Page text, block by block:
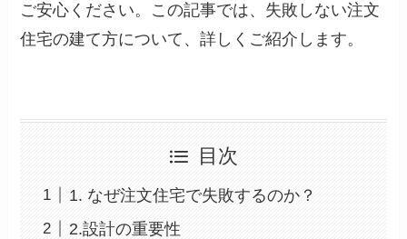
ご安心ください。この記事では、失敗しない注文
住宅の建て方について、詳しくご紹介します。
目次
1. なぜ注文住宅で失敗するのか？
2.設計の重要性